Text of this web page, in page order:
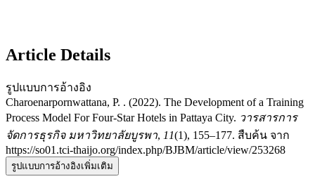
Article Details
รูปแบบการอ้างอิง
Charoenarpornwattana, P. . (2022). The Development of a Training
Process Model For Four-Star Hotels in Pattaya City. วารสารการ
จัดการธุรกิจ มหาวิทยาลัยบูรพา, 11(1), 155–177. สืบค้น จาก
https://so01.tci-thaijo.org/index.php/BJBM/article/view/253268
รูปแบบการอ้างอิงเพิ่มเติม